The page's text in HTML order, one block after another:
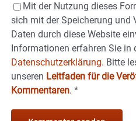
Mit der Nutzung dieses
sich mit der Speicherung und
Daten durch diese Website
Informationen erfahren Sie in
Datenschutzerklärung. Bitte
unseren Leitfaden für die
Kommentaren. *